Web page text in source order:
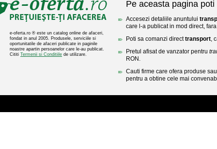
e-oferta.ro ® este un catalog online de afaceri,
fondat in anul 2005. Produsele, serviciile si
oportunitatile de afaceri publicate in paginile
noastre apartin persoanelor care le-au publicat.
Cititi Termenii si Conditiile de utilizare.
Pe aceasta pagina poti
Accesezi detaliile anuntului
care l-a publicat in mod direct,
Poti sa comanzi directtransport,
Pretul afisat de vanzator pentru
RON.
Cauti firme care ofera produse
pentru a obtine cele mai